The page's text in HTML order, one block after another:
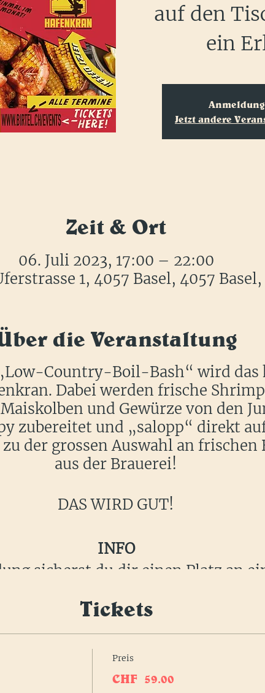
auf den
ein
Anmeldung
Jetzt andere
Zeit & Ort
06. Juli 2023, 17:00 – 22:00
1, 4057 Basel, 4057
die Veranstaltung
Country-Boil-Bash“ wird das
Dabei werden frische
und Gewürze von den
zubereitet und „salopp“ direkt
der grossen Auswahl an
aus der Brauerei!
DAS WIRD GUT!
INFO
sicherst du dir einen Platz an
Boil à discrétion, exkl.
nur mit Anmeldung möglich.
17:00 Uhr Einlass
18:30 Uhr geht's los!
Tickets
Preis
CHF 59.00